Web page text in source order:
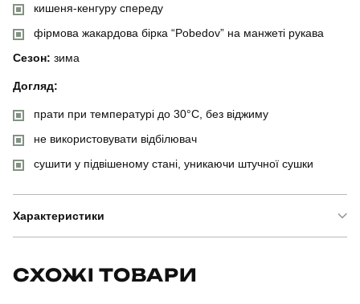
кишеня-кенгуру спереду
фірмова жакардова бірка “Pobedov” на манжеті рукава
Сезон: зима
Догляд:
прати при температурі до 30°C, без віджиму
не використовувати відбілювач
сушити у підвішеному стані, уникаючи штучної сушки
Характеристики
СХОЖІ ТОВАРИ